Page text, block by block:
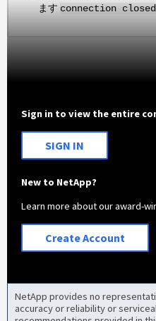
ますconnection
Sign in to view the entire
SIGN IN
New to NetApp?
Learn more about our award-
Create Account
NetApp provides no
accuracy or reliability or